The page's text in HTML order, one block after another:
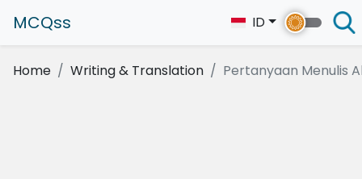
MCQss ID
Home Writing & Translation Pertanyaan Menulis